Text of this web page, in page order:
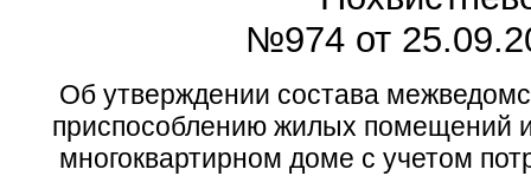
№974 от
Об утверждении состава
приспособлению жилых помещений
многоквартирном доме с учетом